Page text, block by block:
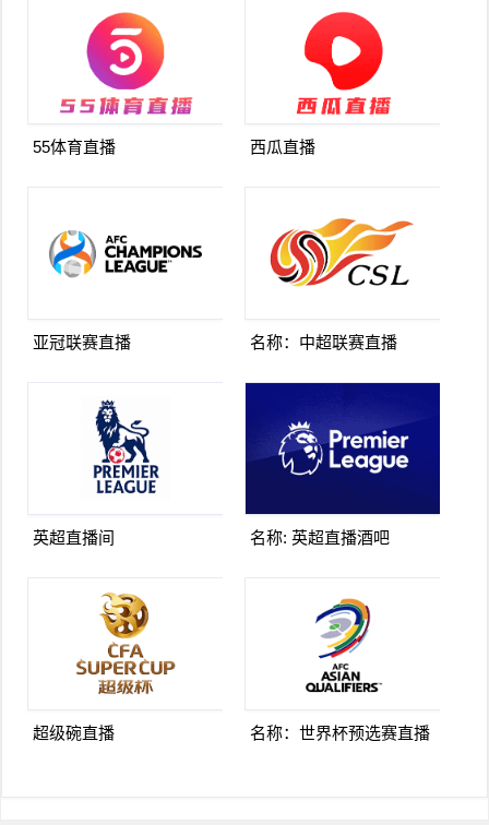
55体育直播 西瓜直播
亚冠联赛直播 名称：中超联赛直播
英超直播间 名称: 英超直播酒吧
超级碗直播 名称：世界杯预选赛直播